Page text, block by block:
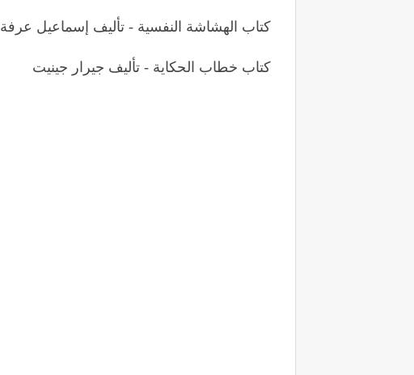
كتاب الهشاشة النفسية - تأليف إسماعيل عرفة
كتاب خطاب الحكاية - تأليف جيرار جينيت